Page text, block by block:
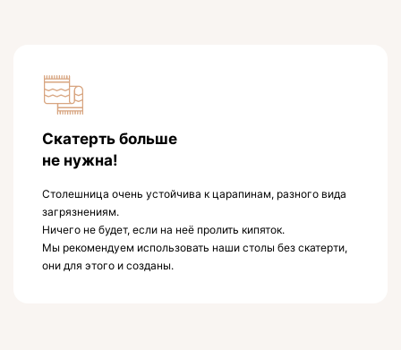
Скатерть больше
не нужна!
Столешница очень устойчива к царапинам, разного вида
загрязнениям.
Ничего не будет, если на неё пролить кипяток.
Мы рекомендуем использовать наши столы без скатерти,
они для этого и созданы.